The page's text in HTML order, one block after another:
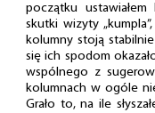
początku
skutki wizyty
kolumny stoją
się ich spodom
wspólnego z
kolumnach w ogóle
Grało to, na ile